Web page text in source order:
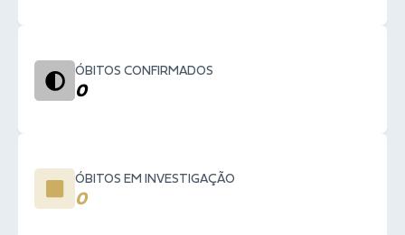
ÓBITOS CONFIRMADOS
0
ÓBITOS EM INVESTIGAÇÃO
0